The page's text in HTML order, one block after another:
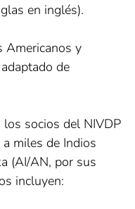
en inglés).
Americanos y
de
los socios del NIVDP
miles de Indios
(AI/AN, por sus
incluyen: